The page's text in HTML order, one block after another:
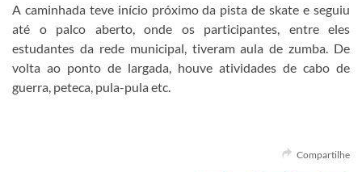
A caminhada teve início próximo da pista de skate e seguiu
até o palco aberto, onde os participantes, entre eles
estudantes da rede municipal, tiveram aula de zumba. De
volta ao ponto de largada, houve atividades de cabo de
guerra, peteca, pula-pula etc.
Compartilhe